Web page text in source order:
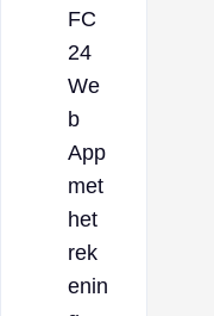
FC
24
We
b
App
met
het
rek
enin